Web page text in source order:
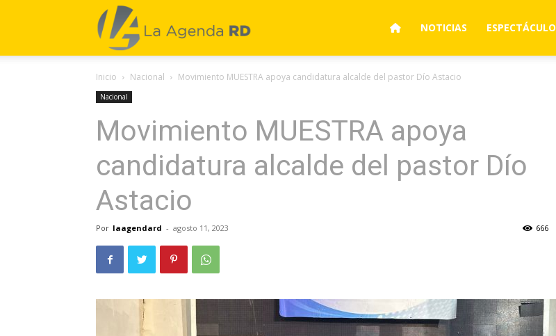
La
Agenda
RD
NOTICIAS ESPECTÁCULO
Inicio Nacional Movimiento MUESTRA apoya candidatura alcalde del pastor Dío Astacio
Nacional
Movimiento MUESTRA apoya
candidatura alcalde del pastor Dío
Astacio
Por laagendard - agosto 11, 2023 666